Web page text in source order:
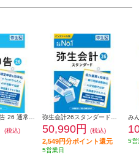
やよいの青色申告 26 通常版
(税込)
弥生会計26スタンダード通常版
50,990円 (税込)
2,549円分ポイント還元
5営業日
5営